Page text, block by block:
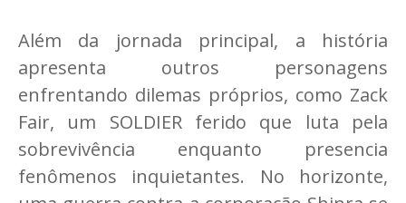
Além da jornada principal, a história
apresenta outros personagens
enfrentando dilemas próprios, como Zack
Fair, um SOLDIER ferido que luta pela
sobrevivência enquanto presencia
fenômenos inquietantes. No horizonte,